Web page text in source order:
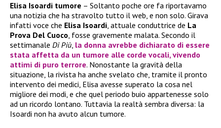
Elisa Isoardi tumore – Soltanto poche ore fa riportavamo
una notizia che ha stravolto tutto il web, e non solo. Girava
infatti voce che Elisa Isoardi, attuale conduttrice de La
Prova Del Cuoco, fosse gravemente malata. Secondo il
settimanale Di Più, la donna avrebbe dichiarato di essere
stata affetta da un tumore alle corde vocali, vivendo
attimi di puro terrore. Nonostante la gravità della
situazione, la rivista ha anche svelato che, tramite il pronto
intervento dei medici, Elisa avesse superato la cosa nel
migliore dei modi, e che quel periodo buio appartenesse solo
ad un ricordo lontano. Tuttavia la realtà sembra diversa: la
Isoardi non ha avuto alcun tumore.